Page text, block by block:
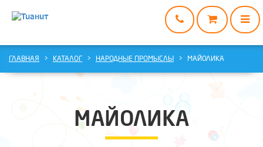
ГЛАВНАЯ
ГЛАВНАЯ КАТАЛОГ НАРОДНЫЕ ПРОМЫСЛЫ МАЙОЛИКА
МАЙОЛИКА